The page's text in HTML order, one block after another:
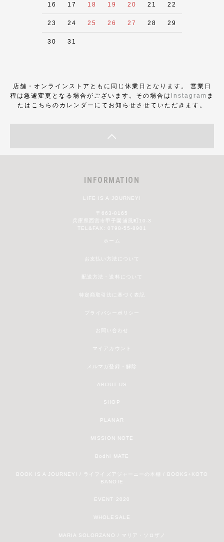
16 17 18 19 20 21 22
23 24 25 26 27 28 29
30 31
店舗・オンラインストアともに同じ休業日となります。 営業日
程は急遽変更となる場合がございます。その場合は instagram ま
たはこちらのカレンダーにてお知らせさせていただきます。
INFORMATION
LIFE IS A JOURNEY!
〒663-8165
兵庫県西宮市甲子園浦風町10-3
TEL&FAX: 0798-55-8901
ホーム
お支払い方法について
配送方法・送料について
特定商取引法に基づく表記
プライバシーポリシー
お問い合わせ
マイアカウント
メルマガ登録・解除
ABOUT US
SHOP
PLANAR
MISSION NOTE
Bodhi MATE
BOOK IS A JOURNEY! / ライフイズアジャーニーの本棚 / BOOKS+KOTO
BANOIE
EVENT 2020
WHOLESALE
MARIA SOLORZANO / マリア・ソロザノ